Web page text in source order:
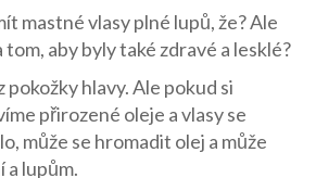
mastné vlasy plné lupů, že? Ale
aby byly také zdravé a lesklé?
hlavy. Ale pokud si
přirozené oleje a vlasy se
může se hromadit olej a může
a lupům.